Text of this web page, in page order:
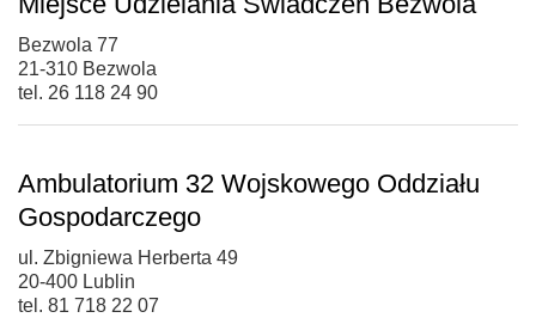
Bezwola 77
21-310 Bezwola
tel. 26 118 24 90
Ambulatorium 32 Wojskowego Oddziału
Gospodarczego
ul. Zbigniewa Herberta 49
20-400 Lublin
tel. 81 718 22 07